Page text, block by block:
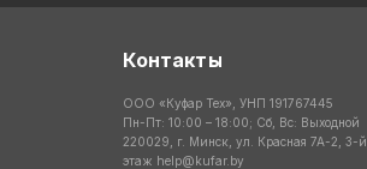
Контакты
ООО «Куфар Тех», УНП 191767445
Пн-Пт: 10:00 – 18:00; Сб, Вс: Выходной
220029, г. Минск, ул. Красная 7А-2, 3-й
этаж help@kufar.by